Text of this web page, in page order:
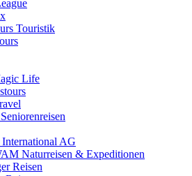
Touristik
Life
AG
Naturreisen & Expeditionen
Reisen